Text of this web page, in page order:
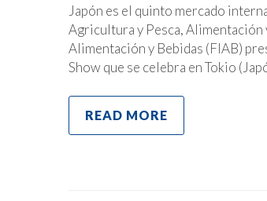
Japón es el quinto mercado
Agricultura y Pesca,
Alimentación y Bebidas (FIAB)
Show que se celebra en Tokio
READ MORE